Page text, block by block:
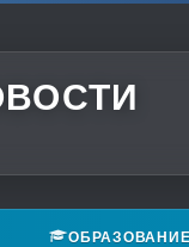
ОБРАЗОВАНИЕ